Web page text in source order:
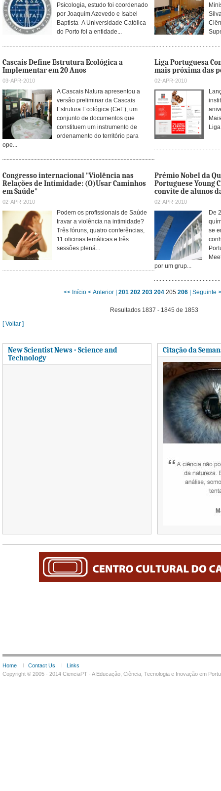
Psicologia, estudo foi coordenado
por Joaquim Azevedo e Isabel
Baptista A Universidade Católica
do Porto foi a entidade...
Cascais Define Estrutura Ecológica a
Implementar em 20 Anos
03-APR-2010
A Cascais Natura apresentou a
versão preliminar da Cascais
Estrutura Ecológica (CeE), um
conjunto de documentos que
constituem um instrumento de
ordenamento do território para
ope...
Liga Portuguesa
mais próxima das
02-APR-2010
Congresso internacional "Violência nas
Relações de Intimidade: (O)Usar Caminhos
em Saúde"
02-APR-2010
Podem os profissionais de Saúde
travar a violência na intimidade?
Três fóruns, quatro conferências,
11 oficinas temáticas e três
sessões plená...
Prémio Nobel da
Portuguese Young
convite de alunos
02-APR-2010
De
se
por um grup...
<< Início < Anterior | 201 202 203 204 205 206 | Seguinte >
Resultados 1837 - 1845 de 1853
[ Voltar ]
New Scientist News - Science and
Technology
Citação da
Home Contact Us
Links
Copyright © 2005 - 2014 CienciaPT - A Educação, Ciência, Tecnologia e Inovação em